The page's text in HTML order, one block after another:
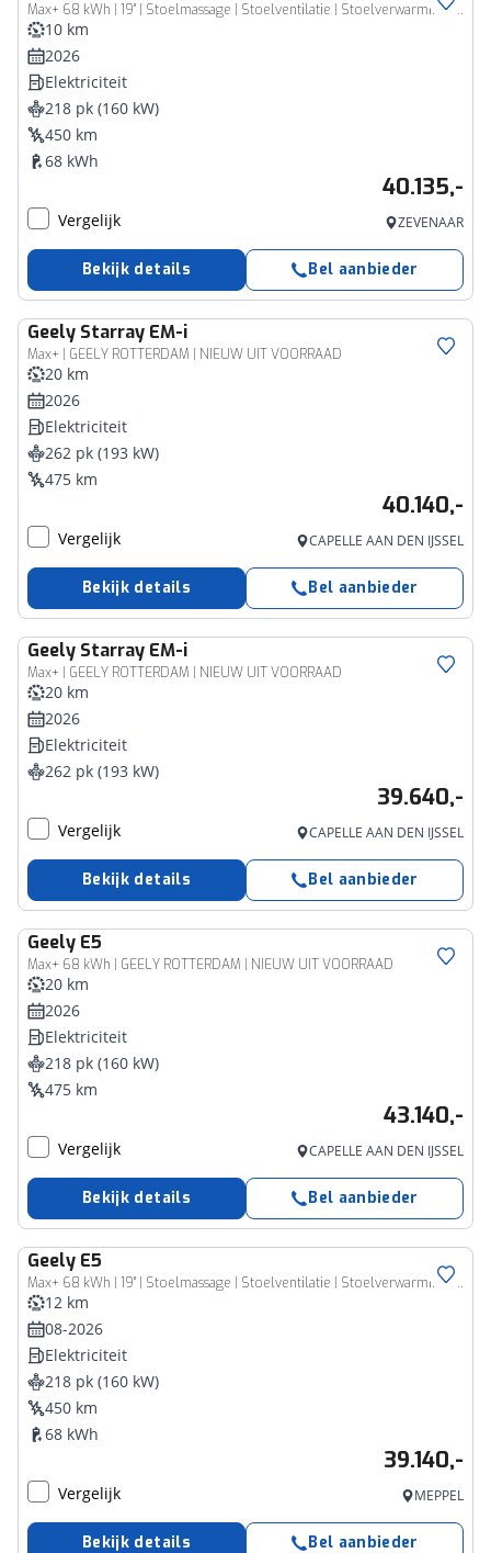
Max+ 68 kWh | 19" | Stoelmassage | Stoelventilatie | Stoelverwarming | 360 Camera | Warmtepomp | Flyme audio | Panoramisch schuifdak | Elektrische bedienbare achterklep |
10 km
2026
Elektriciteit
218 pk (160 kW)
450 km
68 kWh
40.135,-
Vergelijk ZEVENAAR
Bekijk details Bel aanbieder
Geely Starray EM-i
Max+ | GEELY ROTTERDAM | NIEUW UIT VOORRAAD
20 km
2026
Elektriciteit
262 pk (193 kW)
475 km
40.140,-
Vergelijk CAPELLE AAN DEN IJSSEL
Bekijk details Bel aanbieder
Geely Starray EM-i
Max+ | GEELY ROTTERDAM | NIEUW UIT VOORRAAD
20 km
2026
Elektriciteit
262 pk (193 kW)
39.640,-
Vergelijk CAPELLE AAN DEN IJSSEL
Bekijk details Bel aanbieder
Geely E5
Max+ 68 kWh | GEELY ROTTERDAM | NIEUW UIT VOORRAAD
20 km
2026
Elektriciteit
218 pk (160 kW)
475 km
43.140,-
Vergelijk CAPELLE AAN DEN IJSSEL
Bekijk details Bel aanbieder
Geely E5
Max+ 68 kWh | 19" | Stoelmassage | Stoelventilatie | Stoelverwarming | 360 Camera | Warmtepomp | Flyme audio | Panoramisch schuifdak | Elektrische bedienbare achterklep |
12 km
08-2026
Elektriciteit
218 pk (160 kW)
450 km
68 kWh
39.140,-
Vergelijk MEPPEL
Bekijk details Bel aanbieder